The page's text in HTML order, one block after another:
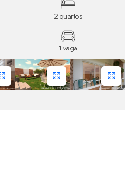
2 quartos
1 vaga